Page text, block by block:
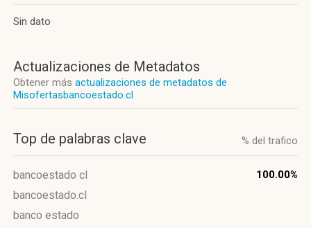
Sin dato
Actualizaciones de Metadatos
Obtener más actualizaciones de metadatos de
Misofertasbancoestado.cl
Top de palabras clave % del trafico
bancoestado cl 100.00%
bancoestado.cl
banco estado